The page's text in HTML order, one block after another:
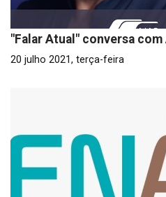
"Falar Atual" conversa com
20 julho 2021, terça-feira